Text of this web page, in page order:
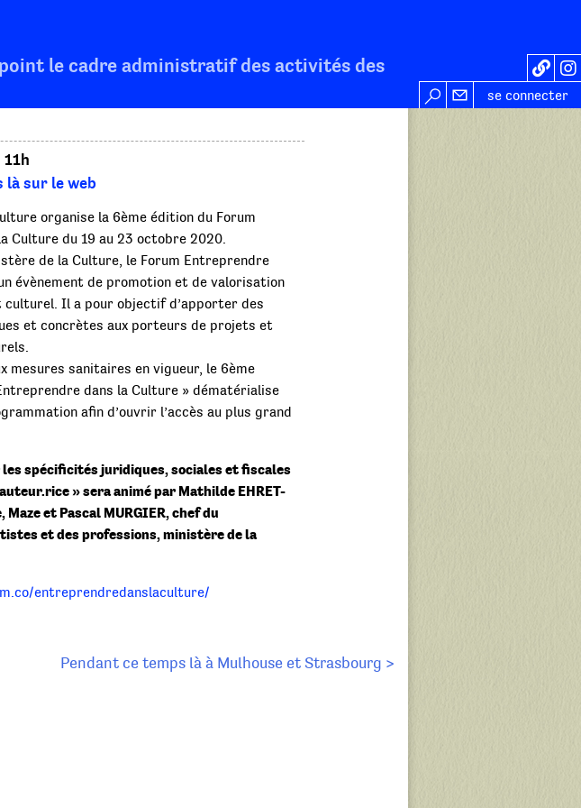
le cadre administratif des activités des
se connecter
là sur le web
organise la 6ème édition du Forum
Culture du 19 au 23 octobre 2020.
de la Culture, le Forum Entreprendre
évènement de promotion et de valorisation
culturel. Il a pour objectif d’apporter des
et concrètes aux porteurs de projets et
mesures sanitaires en vigueur, le 6ème
dans la Culture » dématérialise
afin d’ouvrir l’accès au plus grand
spécificités juridiques, sociales et fiscales
» sera animé par Mathilde EHRET-
et Pascal MURGIER, chef du
et des professions, ministère de la
entreprendredanslaculture/
Pendant ce temps là à Mulhouse et Strasbourg >